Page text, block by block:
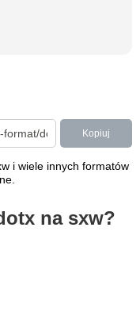
Kopiuj
i wiele innych formatów
na sxw?